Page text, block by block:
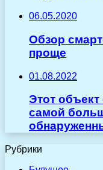
06.05.2020
Обзор
проще
01.08.2022
Этот
самой
Рубрики